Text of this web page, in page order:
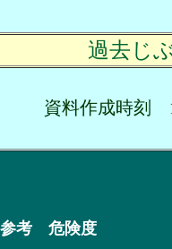
過去じ
資料作成
参考 危険度